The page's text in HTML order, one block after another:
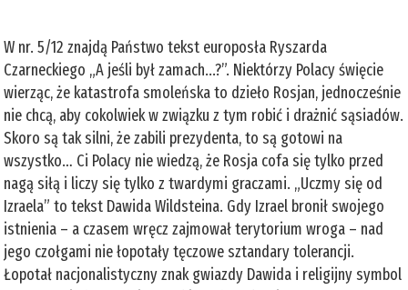
W nr. 5/12 znajdą Państwo tekst europosła Ryszarda
Czarneckiego „A jeśli był zamach...?”. Niektórzy Polacy święcie
wierząc, że katastrofa smoleńska to dzieło Rosjan, jednocześnie
nie chcą, aby cokolwiek w związku z tym robić i drażnić sąsiadów.
Skoro są tak silni, że zabili prezydenta, to są gotowi na
wszystko… Ci Polacy nie wiedzą, że Rosja cofa się tylko przed
nagą siłą i liczy się tylko z twardymi graczami. „Uczmy się od
Izraela” to tekst Dawida Wildsteina. Gdy Izrael bronił swojego
istnienia – a czasem wręcz zajmował terytorium wroga – nad
jego czołgami nie łopotały tęczowe sztandary tolerancji.
Łopotał nacjonalistyczny znak gwiazdy Dawida i religijny symbol